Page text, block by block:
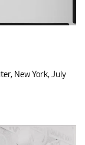
New York, July